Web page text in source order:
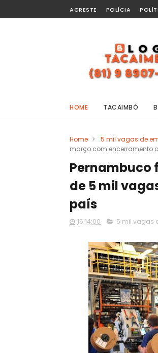
AGRESTE POLÍCIA
HOME TACAIMBÓ
Home > 5 mil vagas de
março com encerramento
Pernambuco
de 5 mil
país
16:14:00 5 mil vagas